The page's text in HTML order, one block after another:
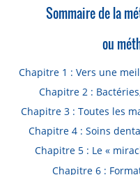
Sommaire de la
ou
Chapitre 1 : Vers une
Chapitre 2 :
Chapitre 3 : Toutes les
Chapitre 4 : Soins
Chapitre 5 : Le «
Chapitre 6 :